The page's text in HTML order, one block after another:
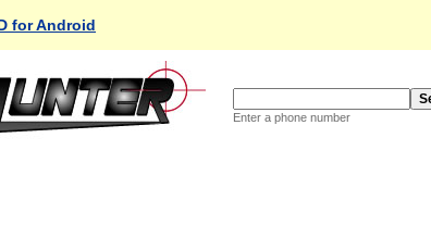
for Android
Enter a phone number